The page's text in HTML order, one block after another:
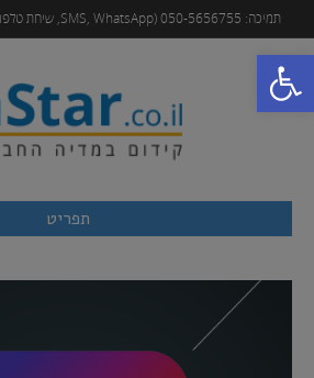
פתח סרגל נגישות
תמיכה: 050-5656755 (SMS, WhatsApp, שיחת טלפון) | Support@instar.co.il
תפריט